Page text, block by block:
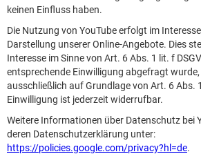
keinen Einfluss haben.
Die Nutzung von YouTube erfolgt im
Darstellung unserer Online-Angebote. Dies
Interesse im Sinne von Art. 6 Abs. 1 lit. f
entsprechende Einwilligung abgefragt
ausschließlich auf Grundlage von Art. 6 Abs.
Einwilligung ist jederzeit widerrufbar.
Weitere Informationen über Datenschutz bei
deren Datenschutzerklärung unter:
https://policies.google.com/privacy?hl=de.